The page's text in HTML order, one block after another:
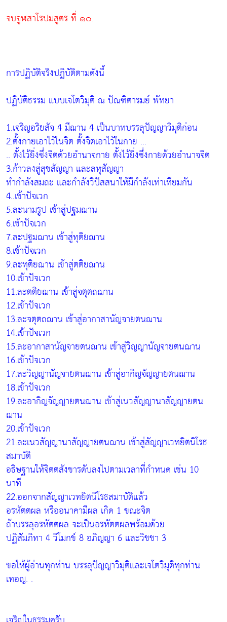
จบจูฬสาโรปมสูตร ที่ ๑๐.
การปฏิบัติจริงปฏิบัติตามดังนี้
ปฏิบัติธรรม แบบเจโตวิมุติ ณ ปัณฑิตารมย์ พัทยา
1.เจริญอริยสัจ 4 มีฌาน 4 เป็นบาทบรรลุปัญญาวิมุติก่อน
2.ตั้งกายเอาไว้ในจิต ตั้งจิตเอาไว้ในกาย ...
.. ตั้งไว้ยิ่งซึ่งจิตด้วยอำนาจกาย ตั้งไว้ยิ่งซึ่งกายด้วยอำนาจจิต
3.ก้าวลงสู่สุขสัญญา และลหุสัญญา
ทำกำลังสมถะ และกำลังวิปัสสนาให้มีกำลังเท่าเทียมกัน
4..เข้าปัจเวก
5.ละนามรูป เข้าสู่ปฐมฌาน
6.เข้าปัจเวก
7.ละปฐมฌาน เข้าสู่ทุติยฌาน
8.เข้าปัจเวก
9.ละทุติยฌาน เข้าสู่ตติยฌาน
10.เข้าปัจเวก
11.ละตติยฌาน เข้าสู่จตุตถฌาน
12.เข้าปัจเวก
13.ละจตุตถฌาน เข้าสู่อากาสานัญจายตนฌาน
14.เข้าปัจเวก
15.ละอากาสานัญจายตนฌาน เข้าสู่วิญญานัญจายตนฌาน
16.เข้าปัจเวก
17.ละวิญญานัญจายตนฌาน เข้าสู่อากิญจัญญายตนฌาน
18.เข้าปัจเวก
19.ละอากิญจัญญายตนฌาน เข้าสู่เนวสัญญานาสัญญายตน
ฌาน
20.เข้าปัจเวก
21.ละเนวสัญญานาสัญญายตนฌาน เข้าสู่สัญญาเวทยิตนิโรธ
สมาบัติ
อธิษฐานให้จิตตสังขารดับลงไปตามเวลาที่กำหนด เช่น 10
นาที
22.ออกจากสัญญาเวทยิตนิโรธสมาบัติแล้ว
อรหัตตผล หรืออนาคามีผล เกิด 1 ขณะจิต
ถ้าบรรลุอรหัตตผล จะเป็นอรหัตตผลพร้อมด้วย
ปฏิสัมภิทา 4 วิโมกข์ 8 อภิญญา 6 และวิชชา 3
ขอให้ผู้อ่านทุกท่าน บรรลุปัญญาวิมุติและเจโตวิมุติทุกท่าน
เทอญ. .